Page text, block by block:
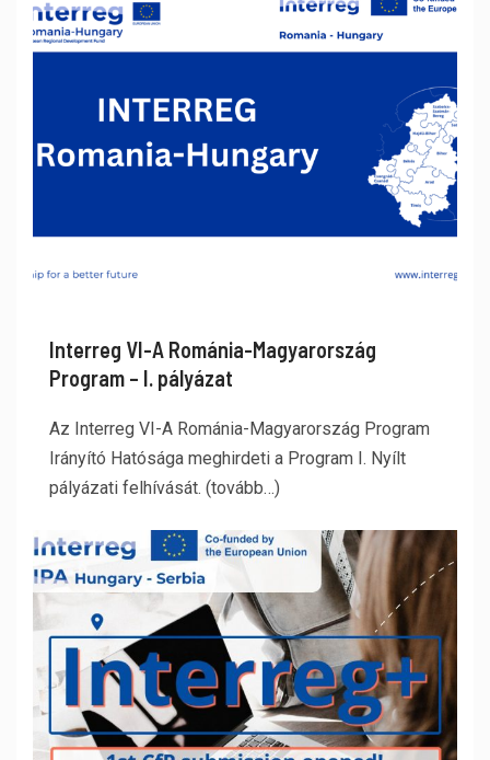
Interreg VI-A Románia-Magyarország
Program – I. pályázat
Az Interreg VI-A Románia-Magyarország Program
Irányító Hatósága meghirdeti a Program I. Nyílt
pályázati felhívását. (tovább…)